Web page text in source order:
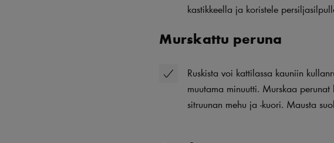
kastikkeella ja koristele
Murskattu peruna
Ruskista voi kattilassa kauniin
muutama minuutti. Murskaa
sitruunan mehu ja -kuori. Mausta